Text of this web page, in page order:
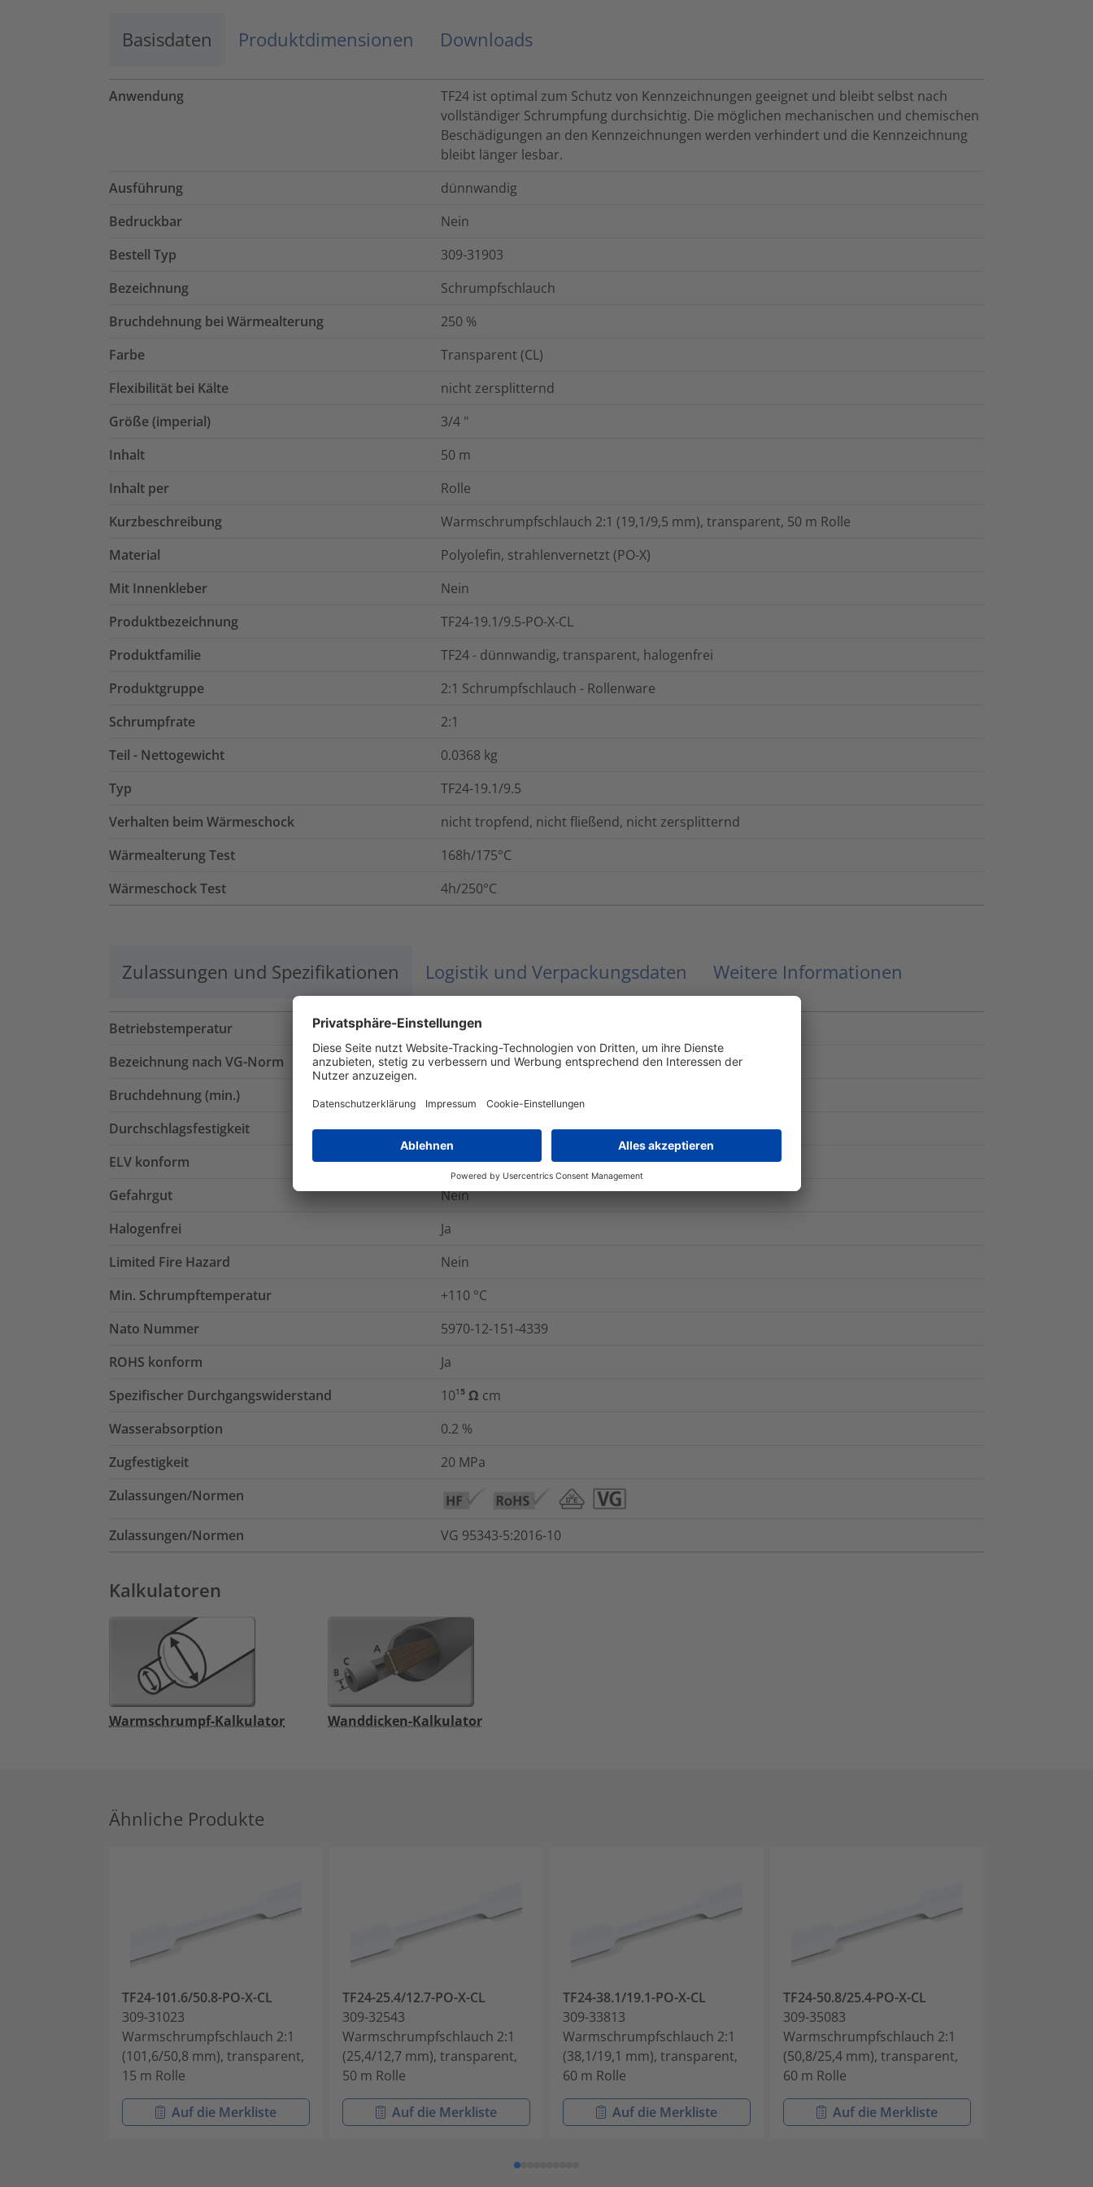
Basisdaten Produktdimensionen Downloads
Anwendung
TF24 ist optimal zum Schutz von Kennzeichnungen geeignet und bleibt selbst nach
vollständiger Schrumpfung durchsichtig. Die möglichen mechanischen und chemischen
Beschädigungen an den Kennzeichnungen werden verhindert und die Kennzeichnung
bleibt länger lesbar.
Ausführung
dünnwandig
Bedruckbar
Nein
Bestell Typ
309-31903
Bezeichnung
Schrumpfschlauch
Bruchdehnung bei Wärmealterung
250 %
Farbe
Transparent (CL)
Flexibilität bei Kälte
nicht zersplitternd
Größe (imperial)
3/4 "
Inhalt
50 m
Inhalt per
Rolle
Kurzbeschreibung
Warmschrumpfschlauch 2:1 (19,1/9,5 mm), transparent, 50 m Rolle
Material
Polyolefin, strahlenvernetzt (PO-X)
Mit Innenkleber
Nein
Produktbezeichnung
TF24-19.1/9.5-PO-X-CL
Produktfamilie
TF24 - dünnwandig, transparent, halogenfrei
Produktgruppe
2:1 Schrumpfschlauch - Rollenware
Schrumpfrate
2:1
Teil - Nettogewicht
0.0368 kg
Typ
TF24-19.1/9.5
Verhalten beim Wärmeschock
nicht tropfend, nicht fließend, nicht zersplitternd
Wärmealterung Test
168h/175°C
Wärmeschock Test
4h/250°C
Zulassungen und Spezifikationen Logistik und Verpackungsdaten Weitere Informationen
Betriebstemperatur
-55 °C bis +135 °C
Bezeichnung nach VG-Norm
VG 95343 T05 B 009 M
Bruchdehnung (min.)
Durchschlagsfestigkeit
30kV/mm
ELV konform
Ja
Gefahrgut
Nein
Halogenfrei
Ja
Limited Fire Hazard
Nein
Min. Schrumpftemperatur
+110 °C
Nato Nummer
5970-12-151-4339
ROHS konform
Ja
Spezifischer Durchgangswiderstand
10¹⁵ Ω cm
Wasserabsorption
0.2 %
Zugfestigkeit
20 MPa
Zulassungen/Normen
Zulassungen/Normen VG 95343-5:2016-10
Kalkulatoren
Warmschrumpf-Kalkulator Wanddicken-Kalkulator
Ähnliche Produkte
TF24-101.6/50.8-PO-X-CL
309-31023
Warmschrumpfschlauch 2:1
(101,6/50,8 mm), transparent,
15 m Rolle
Auf die Merkliste
TF24-25.4/12.7-PO-X-CL
309-32543
Warmschrumpfschlauch 2:1
(25,4/12,7 mm), transparent,
50 m Rolle
Auf die Merkliste
TF24-38.1/19.1-PO-X-CL
309-33813
Warmschrumpfschlauch 2:1
(38,1/19,1 mm), transparent,
60 m Rolle
Auf die Merkliste
TF24-50.8/25.4-PO-X-CL
309-35083
Warmschrumpfschlauch 2:1
(50,8/25,4 mm), transparent,
60 m Rolle
Auf die Merkliste